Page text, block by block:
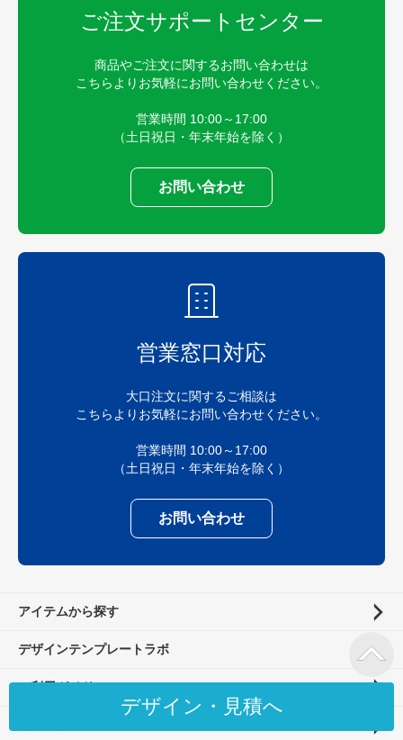
デザイン・見積へ
ご注文サポートセンター
商品やご注文に関するお問い合わせは
こちらよりお気軽にお問い合わせください。
営業時間 10:00～17:00
（土日祝日・年末年始を除く）
お問い合わせ
営業窓口対応
大口注文に関するご相談は
こちらよりお気軽にお問い合わせください。
営業時間 10:00～17:00
（土日祝日・年末年始を除く）
お問い合わせ
アイテムから探す
デザインテンプレートラボ
ご利用ガイド